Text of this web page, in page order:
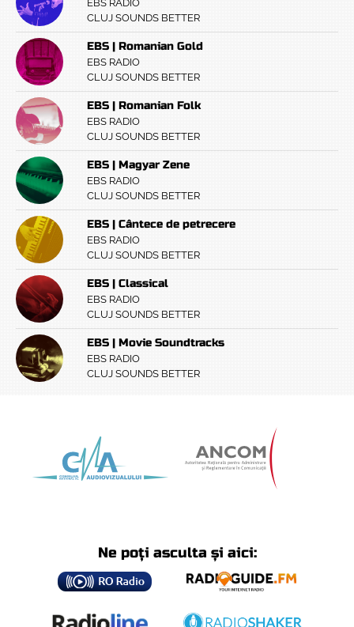
EBS RADIO
CLUJ SOUNDS BETTER
EBS | Romanian Gold
EBS RADIO
CLUJ SOUNDS BETTER
EBS | Romanian Folk
EBS RADIO
CLUJ SOUNDS BETTER
EBS | Magyar Zene
EBS RADIO
CLUJ SOUNDS BETTER
EBS | Cântece de petrecere
EBS RADIO
CLUJ SOUNDS BETTER
EBS | Classical
EBS RADIO
CLUJ SOUNDS BETTER
EBS | Movie Soundtracks
EBS RADIO
CLUJ SOUNDS BETTER
Ne poți asculta și aici: